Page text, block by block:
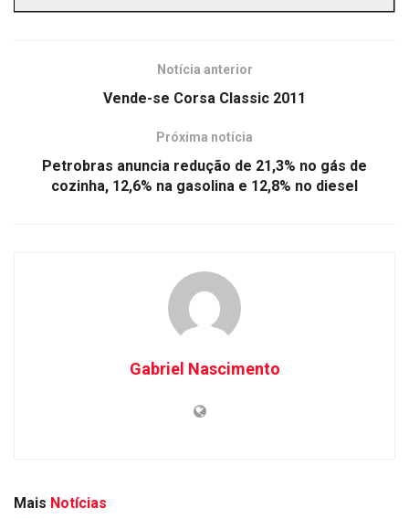
Notícia anterior
Vende-se Corsa Classic 2011
Próxima notícia
Petrobras anuncia redução de 21,3% no gás de
cozinha, 12,6% na gasolina e 12,8% no diesel
Gabriel Nascimento
Mais Notícias